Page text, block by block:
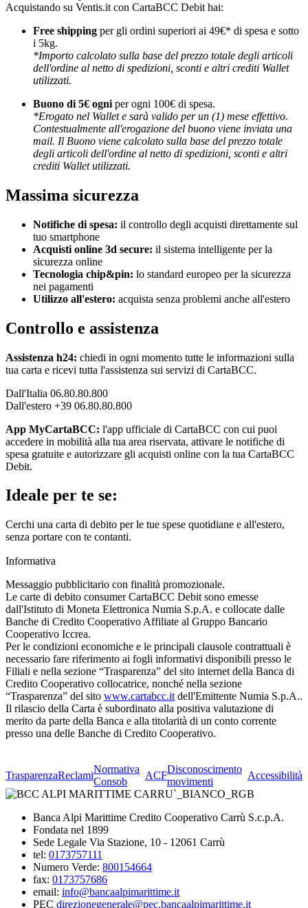
Acquistando su Ventis.it con CartaBCC Debit hai:
Free shipping per gli ordini superiori ai 49€* di spesa e sotto
i 5kg.
*Importo calcolato sulla base del prezzo totale degli articoli
dell'ordine al netto di spedizioni, sconti e altri crediti Wallet
utilizzati.
Buono di 5€ ogni per ogni 100€ di spesa.
*Erogato nel Wallet e sarà valido per un (1) mese effettivo.
Contestualmente all'erogazione del buono viene inviata una
mail. Il Buono viene calcolato sulla base del prezzo totale
degli articoli dell'ordine al netto di spedizioni, sconti e altri
crediti Wallet utilizzati.
Massima sicurezza
Notifiche di spesa: il controllo degli acquisti direttamente sul
tuo smartphone
Acquisti online 3d secure: il sistema intelligente per la
sicurezza online
Tecnologia chip&pin: lo standard europeo per la sicurezza
nei pagamenti
Utilizzo all'estero: acquista senza problemi anche all'estero
Controllo e assistenza
Assistenza h24: chiedi in ogni momento tutte le informazioni sulla
tua carta e ricevi tutta l'assistenza sui servizi di CartaBCC.
Dall'Italia 06.80.80.800
Dall'estero +39 06.80.80.800
App MyCartaBCC: l'app ufficiale di CartaBCC con cui puoi
accedere in mobilità alla tua area riservata, attivare le notifiche di
spesa gratuite e autorizzare gli acquisti online con la tua CartaBCC
Debit.
Ideale per te se:
Cerchi una carta di debito per le tue spese quotidiane e all'estero,
senza portare con te contanti.
Informativa
Messaggio pubblicitario con finalità promozionale.
Le carte di debito consumer CartaBCC Debit sono emesse
dall'Istituto di Moneta Elettronica Numia S.p.A. e collocate dalle
Banche di Credito Cooperativo Affiliate al Gruppo Bancario
Cooperativo Iccrea.
Per le condizioni economiche e le principali clausole contrattuali è
necessario fare riferimento ai fogli informativi disponibili presso le
Filiali e nella sezione “Trasparenza” del sito internet della Banca di
Credito Cooperativo collocatrice, nonché nella sezione
“Trasparenza” del sito www.cartabcc.it dell'Emittente Numia S.p.A..
Il rilascio della Carta è subordinato alla positiva valutazione di
merito da parte della Banca e alla titolarità di un conto corrente
presso una delle Banche di Credito Cooperativo.
TrasparenzaReclami
Normativa
Consob
ACF
Disconoscimento
movimenti
Accessibilità
Banca Alpi Marittime Credito Cooperativo Carrù S.c.p.A.
Fondata nel 1899
Sede Legale Via Stazione, 10 - 12061 Carrù
tel: 0173757111
Numero Verde: 800154664
fax: 0173757686
email: info@bancaalpimarittime.it
PEC direzionegenerale@pec.bancaalpimarittime.it